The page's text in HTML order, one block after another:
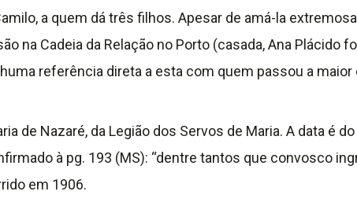
a quem dá três filhos. Apesar de amá-la
na Cadeia da Relação no Porto (casada, Ana Plácido
referência direta a esta com quem passou a
de Nazaré, da Legião dos Servos de Maria. A data é
à pg. 193 (MS): “dentre tantos que convosco
em 1906.